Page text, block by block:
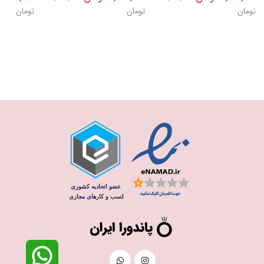
تومان
تومان
تومان